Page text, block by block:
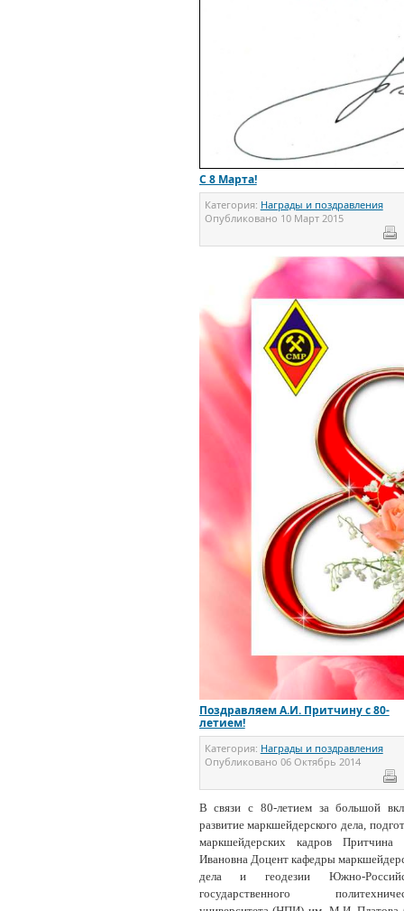
С 8 Марта!
Категория: Награды и поздравления
Опубликовано 10 Март 2015
Поздравляем А.И. Притчину с 80-
летием!
Категория: Награды и поздравления
Опубликовано 06 Октябрь 2014
В связи с 80-летием за большой
развитие маркшейдерского дела,
маркшейдерских кадров Притчина
Ивановна Доцент кафедры
дела и геодезии Южно-
государственного